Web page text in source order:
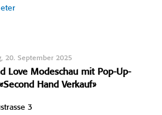
20. September 2025
Love Modeschau mit Pop-Up-
Hand Verkauf»
3